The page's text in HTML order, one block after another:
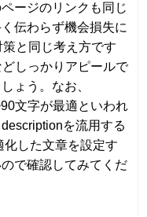
ージのリンクも同じ
伝わらず機会損失に
と同じ考え方です
しっかりアピールで
ょう。なお、
文字が最適といわれ
を流用する
した文章を設定す
で確認してみてくだ